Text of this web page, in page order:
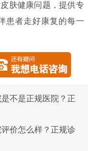
肤健康问题，提供专
患者走好康复的每一
不是正规医院？正
价怎么样？正规诊